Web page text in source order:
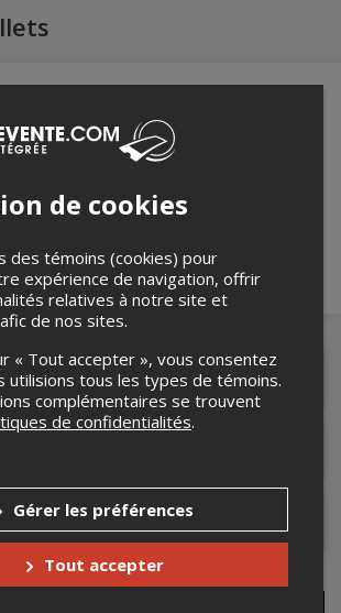
que vous n'êtes pas un
l'organisateur
de cookies
des témoins (cookies) pour
expérience de navigation, offrir
relatives à notre site et
de nos sites.
« Tout accepter », vous consentez
utilisions tous les types de témoins.
complémentaires se trouvent
de confidentialités.
Gérer les préférences
Tout accepter